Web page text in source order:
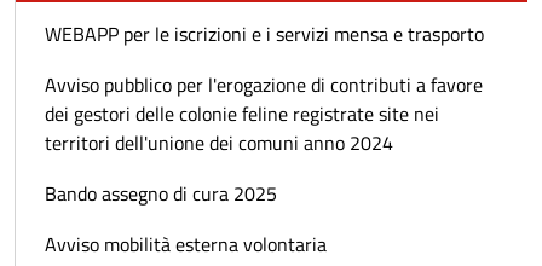
WEBAPP per le iscrizioni e i servizi mensa e trasporto
Avviso pubblico per l'erogazione di contributi a favore
dei gestori delle colonie feline registrate site nei
territori dell'unione dei comuni anno 2024
Bando assegno di cura 2025
Avviso mobilità esterna volontaria